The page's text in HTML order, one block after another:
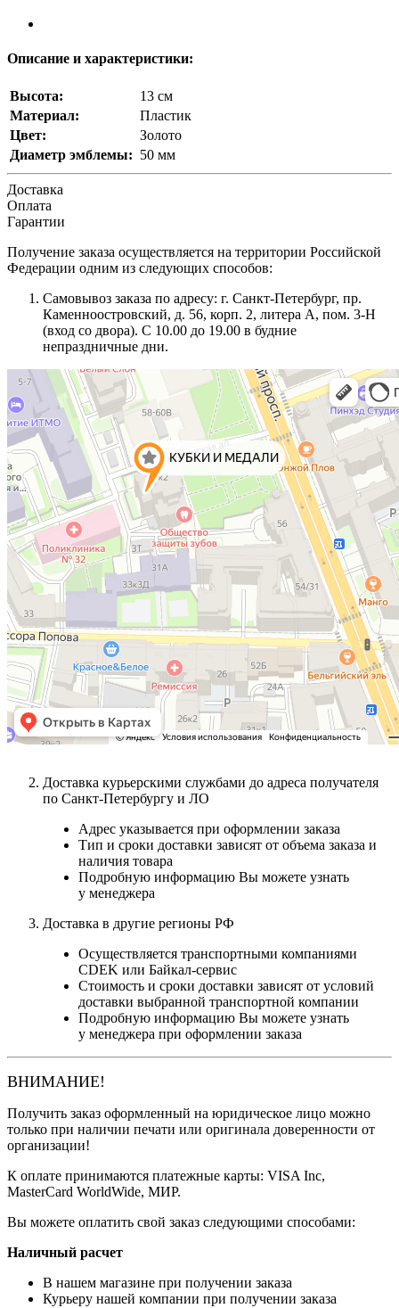
Описание и характеристики:
Высота:
13 см
Материал:
Пластик
Цвет:
Золото
Диаметр эмблемы: 50 мм
Доставка
Оплата
Гарантии
Получение заказа осуществляется на территории Российской
Федерации одним из следующих способов:
Самовывоз заказа по адресу: г. Санкт-Петербург, пр.
Каменноостровский, д. 56, корп. 2, литера А, пом. 3-Н
(вход со двора). С 10.00 до 19.00 в будние
непраздничные дни.
Доставка курьерскими службами до адреса получателя
по Санкт-Петербургу и ЛО
Адрес указывается при оформлении заказа
Тип и сроки доставки зависят от объема заказа и
наличия товара
Подробную информацию Вы можете узнать
у менеджера
Доставка в другие регионы РФ
Осуществляется транспортными компаниями
CDEK или Байкал-сервис
Стоимость и сроки доставки зависят от условий
доставки выбранной транспортной компании
Подробную информацию Вы можете узнать
у менеджера при оформлении заказа
ВНИМАНИЕ!
Получить заказ оформленный на юридическое лицо можно
только при наличии печати или оригинала доверенности от
организации!
К оплате принимаются платежные карты: VISA Inc,
MasterCard WorldWide, МИР.
Вы можете оплатить свой заказ следующими способами:
Наличный расчет
В нашем магазине при получении заказа
Курьеру нашей компании при получении заказа